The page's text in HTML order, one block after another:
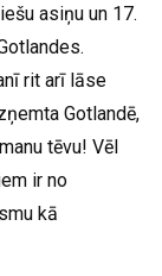
asiņu un 17.
rit arī lāse
Gotlandē,
tēvu! Vēl
ir no
kā